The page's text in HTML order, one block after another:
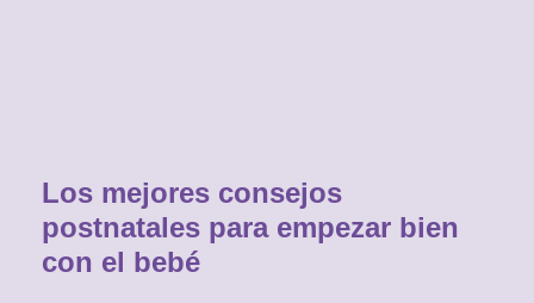
Los mejores consejos
postnatales para empezar bien
con el bebé